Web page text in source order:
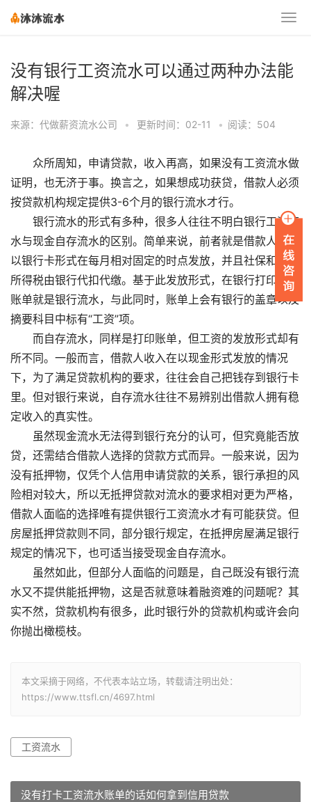
没有银行工资流水可以通过两种办法能
解决喔
来源：代做薪资流水公司 • 更新时间：02-11 • 阅读：504
众所周知，申请贷款，收入再高，如果没有工资流水做
证明，也无济于事。换言之，如果想成功获贷，借款人必须
按贷款机构规定提供3-6个月的银行流水才行。
银行流水的形式有多种，很多人往往不明白银行工资流
水与现金自存流水的区别。简单来说，前者就是借款人工资
以银行卡形式在每月相对固定的时点发放，并且社保和个人
所得税由银行代扣代缴。基于此发放形式，在银行打印出的
账单就是银行流水，与此同时，账单上会有银行的盖章以及
摘要科目中标有“工资”项。
而自存流水，同样是打印账单，但工资的发放形式却有
所不同。一般而言，借款人收入在以现金形式发放的情况
下，为了满足贷款机构的要求，往往会自己把钱存到银行卡
里。但对银行来说，自存流水往往不易辨别出借款人拥有稳
定收入的真实性。
虽然现金流水无法得到银行充分的认可，但究竟能否放
贷，还需结合借款人选择的贷款方式而异。一般来说，因为
没有抵押物，仅凭个人信用申请贷款的关系，银行承担的风
险相对较大，所以无抵押贷款对流水的要求相对更为严格，
借款人面临的选择唯有提供银行工资流水才有可能获贷。但
房屋抵押贷款则不同，部分银行规定，在抵押房屋满足银行
规定的情况下，也可适当接受现金自存流水。
虽然如此，但部分人面临的问题是，自己既没有银行流
水又不提供能抵押物，这是否就意味着融资难的问题呢？其
实不然，贷款机构有很多，此时银行外的贷款机构或许会向
你抛出橄榄枝。
本文采摘于网络，不代表本站立场，转载请注明出处：
https://www.ttsfl.cn/4697.html
工资流水
没有打卡工资流水账单的话如何拿到信用贷款